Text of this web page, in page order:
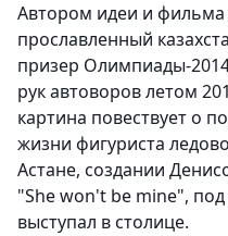
Автором идеи и фильма
прославленный
призер Олимпиады-
рук автоворов летом
картина повествует о
жизни фигуриста
Астане, создании
"She won't be mine",
выступал в столице.